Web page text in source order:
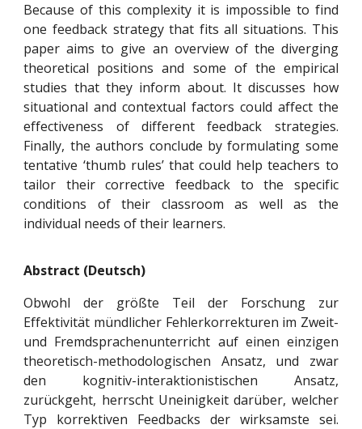
Because of this complexity it is impossible to find
one feedback strategy that fits all situations. This
paper aims to give an overview of the diverging
theoretical positions and some of the empirical
studies that they inform about. It discusses how
situational and contextual factors could affect the
effectiveness of different feedback strategies.
Finally, the authors conclude by formulating some
tentative ‘thumb rules’ that could help teachers to
tailor their corrective feedback to the specific
conditions of their classroom as well as the
individual needs of their learners.
Abstract (Deutsch)
Obwohl der größte Teil der Forschung zur
Effektivität mündlicher Fehlerkorrekturen im Zweit-
und Fremdsprachenunterricht auf einen einzigen
theoretisch-methodologischen Ansatz, und zwar
den kognitiv-interaktionistischen Ansatz,
zurückgeht, herrscht Uneinigkeit darüber, welcher
Typ korrektiven Feedbacks der wirksamste sei.